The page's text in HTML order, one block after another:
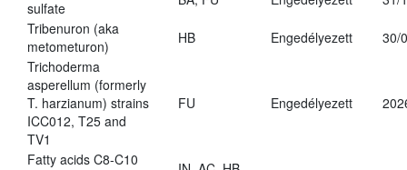
sulfate
Tribenuron (aka
metometuron)
HB Engedélyezett
30/
Trichoderma
asperellum (formerly
T. harzianum) strains
ICC012, T25 and
TV1
FU Engedélyezett
Fatty acids C8-C10